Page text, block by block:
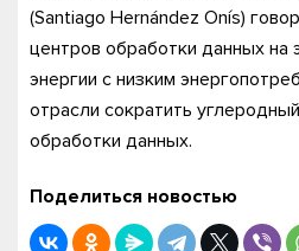
(Santiago Hernández Onís)
центров обработки данных на
энергии с низким
отрасли сократить
обработки данных.
Поделиться новостью